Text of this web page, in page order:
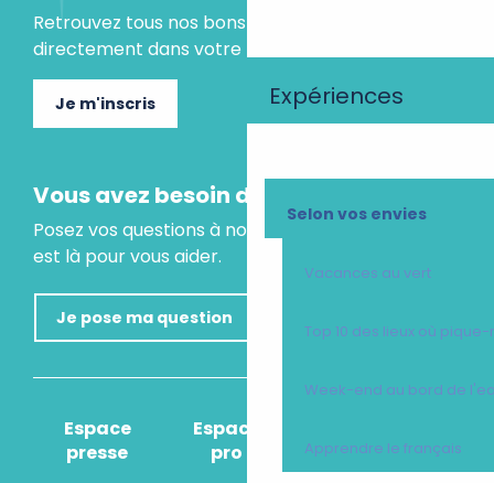
Expériences
Selon vos envies
Vacances au vert
Top 10 des lieux où
Week-end au bord de
Apprendre le français
Retrouvez tous nos bons plans et idées séjours
directement dans votre boite mail.
Je m'inscris
Vous avez besoin d'un conseil ?
Posez vos questions à notre assistant virtuel, il
est là pour vous aider.
Je pose ma question
Espace
presse
Espace
pro
?